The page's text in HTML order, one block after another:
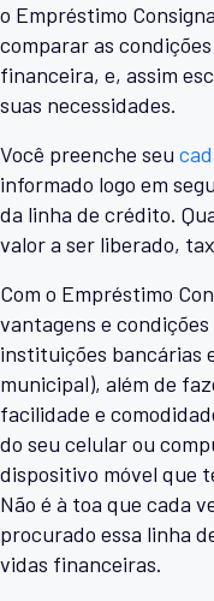
o Empréstimo
comparar as
financeira, e, assim
suas necessidades.
Você preenche seu
informado logo em
da linha de crédito.
valor a ser liberado,
Com o Empréstimo
vantagens e
instituições bancárias
municipal), além de
facilidade e
do seu celular ou
dispositivo móvel que
Não é à toa que cada
procurado essa linha
vidas financeiras.